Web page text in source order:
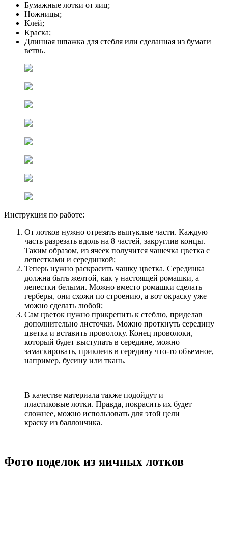
Бумажные лотки от яиц;
Ножницы;
Клей;
Краска;
Длинная шпажка для стебля или сделанная из бумаги
ветвь.
Инструкция по работе:
От лотков нужно отрезать выпуклые части. Каждую
часть разрезать вдоль на 8 частей, закруглив концы.
Таким образом, из ячеек получится чашечка цветка с
лепестками и серединкой;
Теперь нужно раскрасить чашку цветка. Серединка
должна быть желтой, как у настоящей ромашки, а
лепестки белыми. Можно вместо ромашки сделать
герберы, они схожи по строению, а вот окраску уже
можно сделать любой;
Сам цветок нужно прикрепить к стеблю, приделав
дополнительно листочки. Можно проткнуть середину
цветка и вставить проволоку. Конец проволоки,
который будет выступать в середине, можно
замаскировать, приклеив в середину что-то объемное,
например, бусину или ткань.
В качестве материала также подойдут и
пластиковые лотки. Правда, покрасить их будет
сложнее, можно использовать для этой цели
краску из баллончика.
Фото поделок из яичных лотков